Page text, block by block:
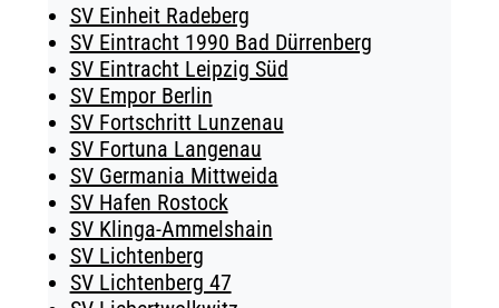
SV Einheit Radeberg
SV Eintracht 1990 Bad Dürrenberg
SV Eintracht Leipzig Süd
SV Empor Berlin
SV Fortschritt Lunzenau
SV Fortuna Langenau
SV Germania Mittweida
SV Hafen Rostock
SV Klinga-Ammelshain
SV Lichtenberg
SV Lichtenberg 47